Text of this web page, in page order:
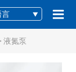
言
液氮泵